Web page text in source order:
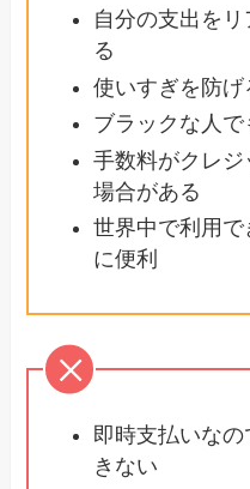
自分の支出を
る
使いすぎを防げ
ブラックな人
手数料がクレ
場合がある
世界中で利用
に便利
即時支払いな
きない